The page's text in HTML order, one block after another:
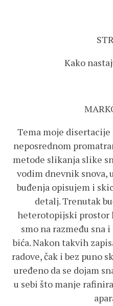
Kako
Tema moje disertacije
neposrednom
metode slikanja slike
vodim dnevnik snova,
buđenja opisujem i
detalj. Trenutak
heterotopijski prostor
smo na razmeđu sna
bića. Nakon takvih
radove, čak i bez puno
uređeno da se dojam
u sebi što manje